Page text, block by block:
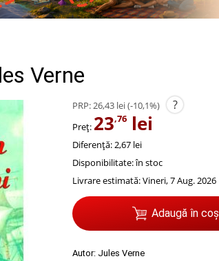
Verne
PRP:26,43 lei(-10,1%) ?
Preț: 23,76 lei
Diferență: 2,67 lei
Disponibilitate:în stoc
Livrare estimată:Vineri, 7 Aug. 2026
Adaugă în coș
Autor: Jules Verne